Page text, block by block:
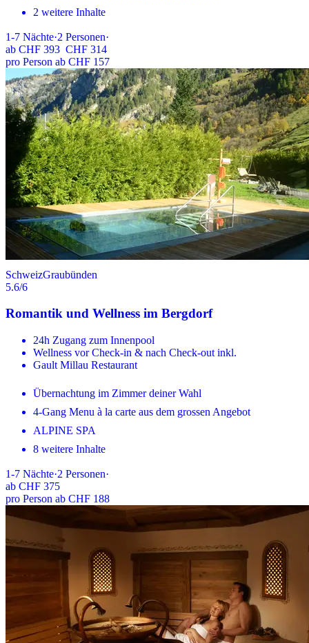
2 weitere Inhalte
1-7 Nächte·2 Personen·
ab CHF 393 CHF 314
pro Person ab CHF 157
SchweizGraubünden
5.6/6
Romantik und Wellness im Bergdorf
24h Zugang zum Innenpool
Wellness vor Check-in & nach Check-out inkl.
Gault Millau Restaurant
Übernachtung im Zimmer deiner Wahl
4-Gang Menu à la carte aus dem grossen Angebot
ALPINE SPA
8 weitere Inhalte
1-7 Nächte·2 Personen·
ab CHF 375
pro Person ab CHF 188